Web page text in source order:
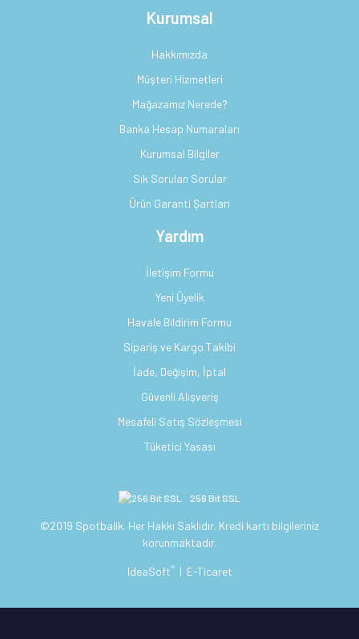
Kurumsal
Hakkımızda
Müşteri Hizmetleri
Mağazamız Nerede?
Banka Hesap Numaraları
Kurumsal Bilgiler
Sık Sorulan Sorular
Ürün Garanti Şartları
Yardım
İletişim Formu
Yeni Üyelik
Havale Bildirim Formu
Sipariş ve Kargo Takibi
İade, Değişim, İptal
Güvenli Alışveriş
Mesafeli Satış Sözleşmesi
Tüketici Yasası
256 Bit SSL
©2019 Spotbalik. Her Hakkı Saklıdır. Kredi kartı bilgileriniz
korunmaktadır.
IdeaSoft® | E-Ticaret